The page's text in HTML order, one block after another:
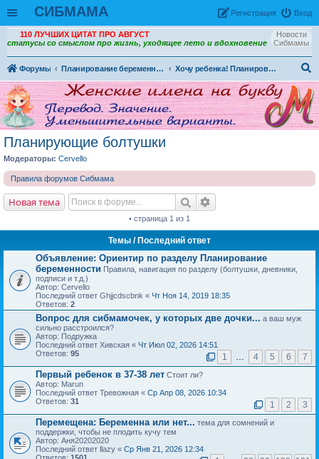
СИБМАМА Вход
Рeгиcтpaция
Новости
Сибмамы
110 ЛУЧШИХ ЦИТАТ ПРО АВГУСТ
статусы со смыслом про жизнь, уходящее лето и вдохновение
Форумы Планирование беременности. Беременность и роды.
Хочу ребенка! Планирование беременности
ои
ск
Планирующие болтушки
Модераторы: Cervello
Правила форумов Сибмама
Новая тема
• страница 1 из 1
Темы / Последний ответ
Объявление: Ориентир по разделу Планирование
беременности Правила, навигация по разделу (болтушки, дневники,
подписи и т.д.)
Автор: Cervello
Последний ответ Ghjjcdscbnk « Чт Ноя 14, 2019 18:35
Ответов: 2
Вопрос для сибмамочек, у которых две дочки... а ваш муж
сильно расстроился?
Автор: Подружка
Последний ответ Хивская « Чт Июл 02, 2026 14:51
Ответов: 95 1 … 4 5 6 7
Первый ребенок в 37-38 лет Стоит ли?
Автор: Marun
Последний ответ Тревожная « Ср Апр 08, 2026 10:34
Ответов: 31 1 2 3
Перемещена: Беременна или нет... тема для сомнений и
поддержки, чтобы не плодить кучу тем
Автор: Аня20202020
Последний ответ llazy « Ср Янв 21, 2026 12:34